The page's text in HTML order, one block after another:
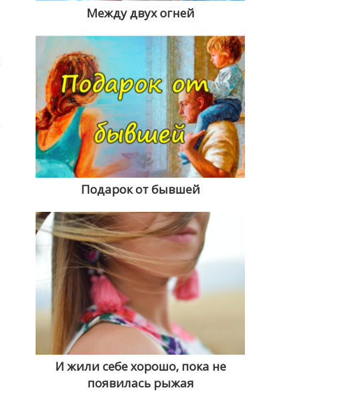
Между двух огней
Подарок от бывшей
И жили себе хорошо, пока не
появилась рыжая